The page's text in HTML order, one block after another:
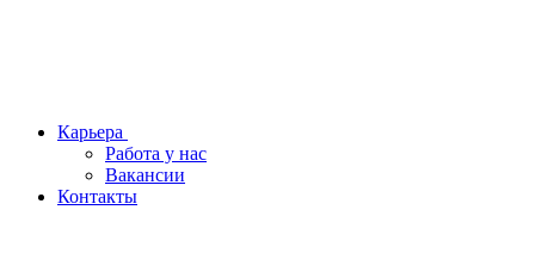
Карьера
Работа у нас
Вакансии
Контакты